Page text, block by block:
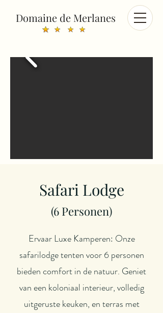
Domaine de Merlanes
Safari Lodge
(6 Personen)
Ervaar Luxe Kamperen: Onze
safarilodge tenten voor 6 personen
bieden comfort in de natuur. Geniet
van een koloniaal interieur, volledig
uitgeruste keuken, en terras met